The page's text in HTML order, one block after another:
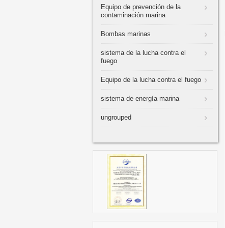
Equipo de prevención de la
contaminación marina
Bombas marinas
sistema de la lucha contra el
fuego
Equipo de la lucha contra el fuego
sistema de energía marina
ungrouped